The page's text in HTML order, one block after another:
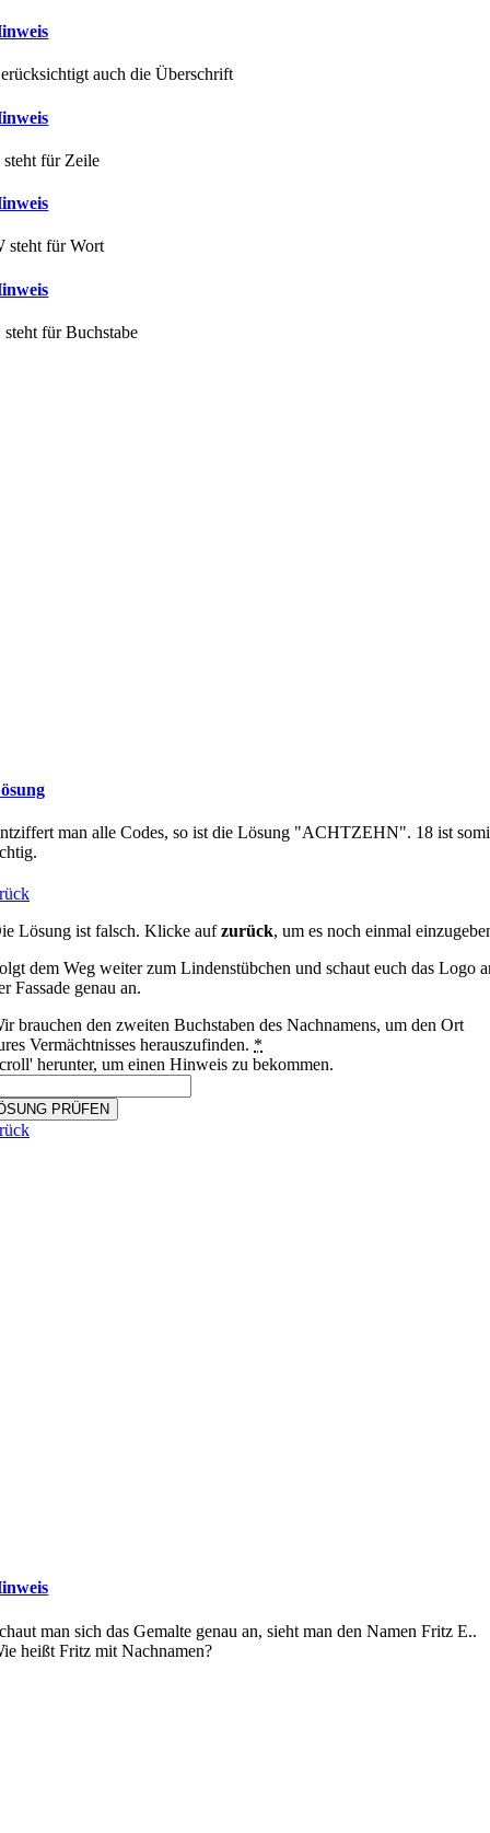
auch die Überschrift
steht für Zeile
steht für Wort
steht für Buchstabe
man alle Codes, so ist die Lösung "ACHTZEHN". 18 ist
Lösung ist falsch. Klicke aufzurück, um es noch einmal
dem Weg weiter zum Lindenstübchen und schaut euch das Logo
Fassade genau an.
brauchen den zweiten Buchstaben des Nachnamens, um den Ort
Vermächtnisses herauszufinden. *
herunter, um einen Hinweis zu bekommen.
PRÜFEN
man sich das Gemalte genau an, sieht man den Namen Fritz E..
heißt Fritz mit Nachnamen?